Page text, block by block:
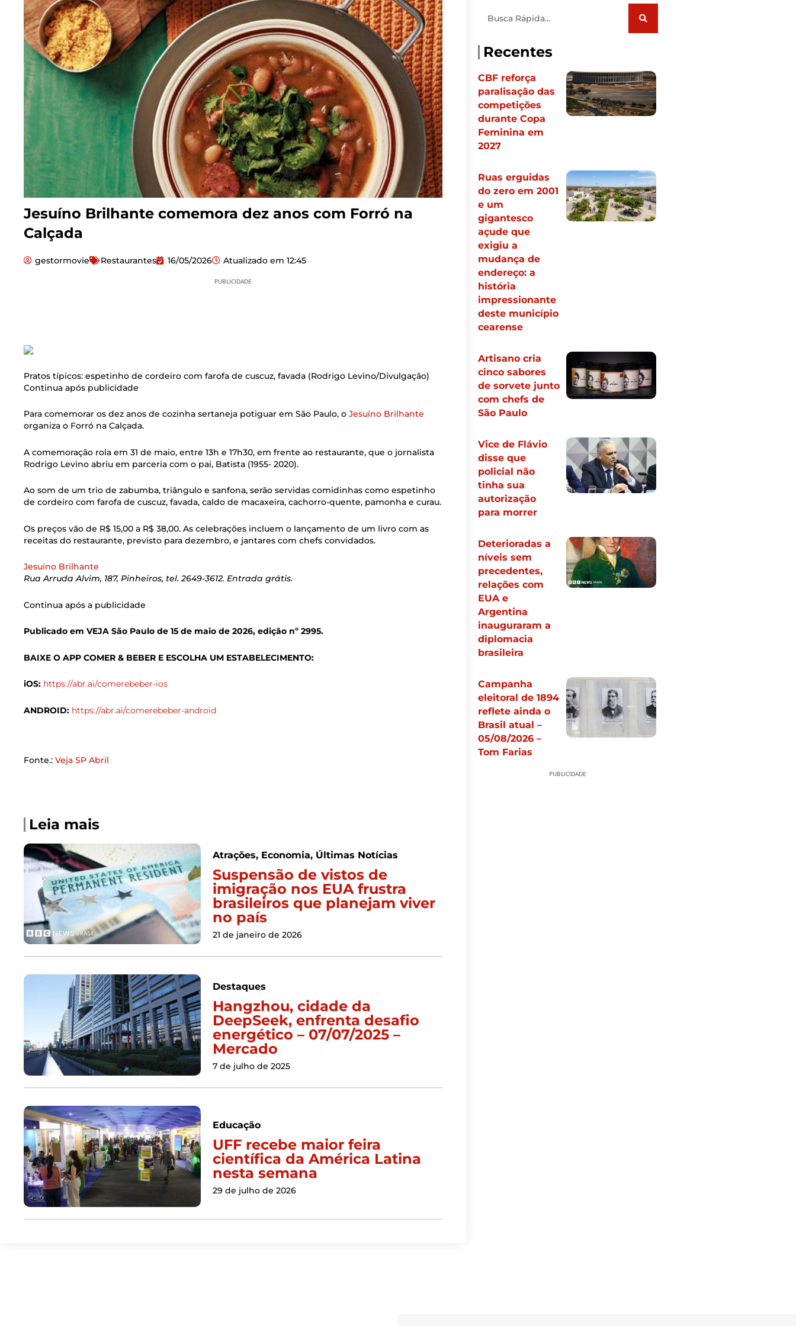
Jesuíno Brilhante comemora dez anos com Forró na
Calçada
gestormovie Restaurantes 16/05/2026 Atualizado em 12:45
PUBLICIDADE
Pratos típicos: espetinho de cordeiro com farofa de cuscuz, favada (Rodrigo Levino/Divulgação)
Continua após publicidade
Para comemorar os dez anos de cozinha sertaneja potiguar em São Paulo, o Jesuíno Brilhante
organiza o Forró na Calçada.
A comemoração rola em 31 de maio, entre 13h e 17h30, em frente ao restaurante, que o jornalista
Rodrigo Levino abriu em parceria com o pai, Batista (1955- 2020).
Ao som de um trio de zabumba, triângulo e sanfona, serão servidas comidinhas como espetinho
de cordeiro com farofa de cuscuz, favada, caldo de macaxeira, cachorro-quente, pamonha e curau.
Os preços vão de R$ 15,00 a R$ 38,00. As celebrações incluem o lançamento de um livro com as
receitas do restaurante, previsto para dezembro, e jantares com chefs convidados.
Jesuíno Brilhante
Rua Arruda Alvim, 187, Pinheiros, tel. 2649-3612. Entrada grátis.
Continua após a publicidade
Publicado em VEJA São Paulo de 15 de maio de 2026, edição nº 2995.
BAIXE O APP COMER & BEBER E ESCOLHA UM ESTABELECIMENTO:
iOS: https://abr.ai/comerebeber-ios
ANDROID: https://abr.ai/comerebeber-android
Fonte.: Veja SP Abril
Leia mais
Atrações, Economia, Últimas Notícias
Suspensão de vistos de
imigração nos EUA frustra
brasileiros que planejam viver
no país
21 de janeiro de 2026
Destaques
Hangzhou, cidade da
DeepSeek, enfrenta desafio
energético – 07/07/2025 –
Mercado
7 de julho de 2025
Educação
UFF recebe maior feira
científica da América Latina
nesta semana
29 de julho de 2026
Recentes
CBF reforça
paralisação das
competições
durante Copa
Feminina em
2027
Ruas erguidas
do zero em 2001
e um
gigantesco
açude que
exigiu a
mudança de
endereço: a
história
impressionante
deste município
cearense
Artisano cria
cinco sabores
de sorvete junto
com chefs de
São Paulo
Vice de Flávio
disse que
policial não
tinha sua
autorização
para morrer
Deterioradas a
níveis sem
precedentes,
relações com
EUA e
Argentina
inauguraram a
diplomacia
brasileira
Campanha
eleitoral de 1894
reflete ainda o
Brasil atual –
05/08/2026 –
Tom Farias
PUBLICIDADE